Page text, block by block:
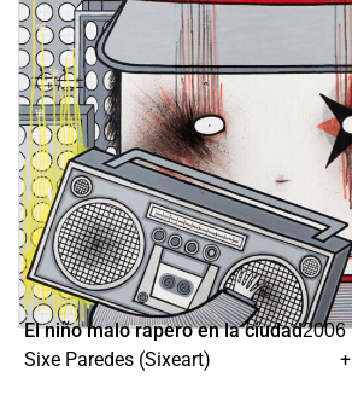
El niño malo rapero en la ciudad
Sixe Paredes (Sixeart)
2006
+